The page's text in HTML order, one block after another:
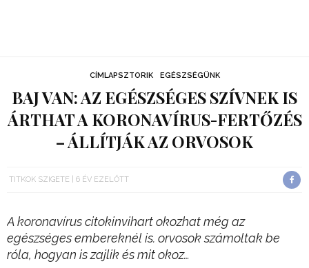
CÍMLAPSZTORIK EGÉSZSÉGÜNK
BAJ VAN: AZ EGÉSZSÉGES SZÍVNEK IS
ÁRTHAT A KORONAVÍRUS-FERTŐZÉS
– ÁLLÍTJÁK AZ ORVOSOK
TITKOK SZIGETE 6 ÉV EZELŐTT
A koronavírus citokinvihart okozhat még az
egészséges embereknél is. orvosok számoltak be
róla, hogyan is zajlik és mit okoz…